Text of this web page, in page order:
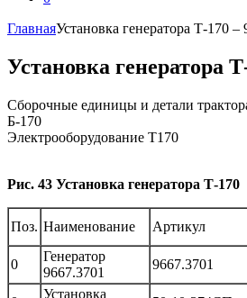
ГлавнаяУстановка генератора Т-170 –
Установка генератора
Сборочные единицы и детали
Б-170
Электрооборудование Т170
Рис. 43 Установка генератора Т-170
Поз. Наименование Артикул
0
Генератор
9667.3701
9667.3701
Установка